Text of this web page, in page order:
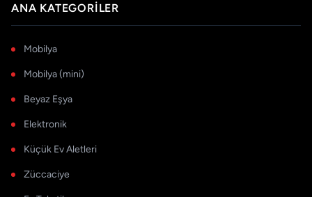
ANA KATEGORILER
Mobilya
Mobilya (mini)
Beyaz Eşya
Elektronik
Küçük Ev Aletleri
Züccaciye